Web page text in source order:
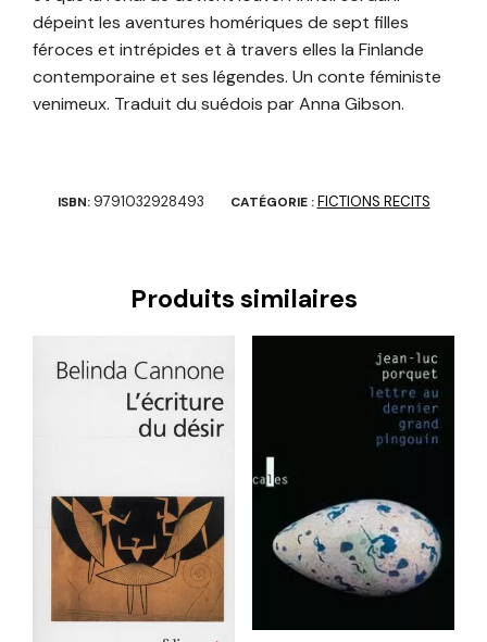
dépeint les aventures homériques de sept filles
féroces et intrépides et à travers elles la Finlande
contemporaine et ses légendes. Un conte féministe
venimeux. Traduit du suédois par Anna Gibson.
ISBN: 9791032928493 CATÉGORIE :FICTIONS RECITS
Produits similaires